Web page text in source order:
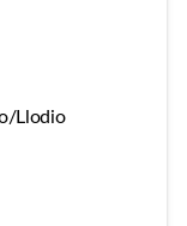
Llodio